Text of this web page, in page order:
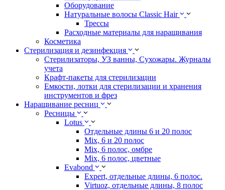
Оборудование
Натуральные волосы Classic Hair
Трессы
Расходные материалы для наращивания
Косметика
Стерилизация и дезинфекция
Стерилизаторы, УЗ ванны, Сухожары. Журналы
учета
Крафт-пакеты для стерилизации
Емкости, лотки для стерилизации и хранения
инструментов и фрез
Наращивание ресниц
Ресницы
Lotus
Отдельные длины 6 и 20 полос
Mix, 6 и 20 полос
Mix, 6 полос, омбре
Mix, 6 полос, цветные
Evabond
Expert, отдельные длины, 6 полос.
Virtuoz, отдельные длины, 8 полос